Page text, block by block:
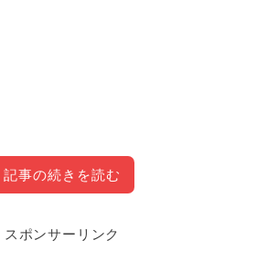
記事の続きを読む
スポンサーリンク